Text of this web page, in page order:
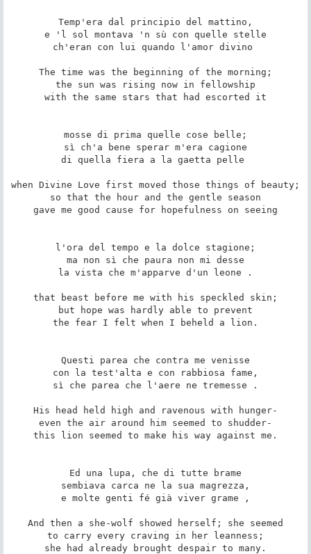
Temp'era dal principio del mattino,
e 'l sol montava 'n sù con quelle stelle
ch'eran con lui quando l'amor divino
The time was the beginning of the morning;
the sun was rising now in fellowship
with the same stars that had escorted it
mosse di prima quelle cose belle;
sì ch'a bene sperar m'era cagione
di quella fiera a la gaetta pelle
when Divine Love first moved those things of beauty;
so that the hour and the gentle season
gave me good cause for hopefulness on seeing
l'ora del tempo e la dolce stagione;
ma non sì che paura non mi desse
la vista che m'apparve d'un leone .
that beast before me with his speckled skin;
but hope was hardly able to prevent
the fear I felt when I beheld a lion.
Questi parea che contra me venisse
con la test'alta e con rabbiosa fame,
sì che parea che l'aere ne tremesse .
His head held high and ravenous with hunger-
even the air around him seemed to shudder-
this lion seemed to make his way against me.
Ed una lupa, che di tutte brame
sembiava carca ne la sua magrezza,
e molte genti fé già viver grame ,
And then a she-wolf showed herself; she seemed
to carry every craving in her leanness;
she had already brought despair to many.